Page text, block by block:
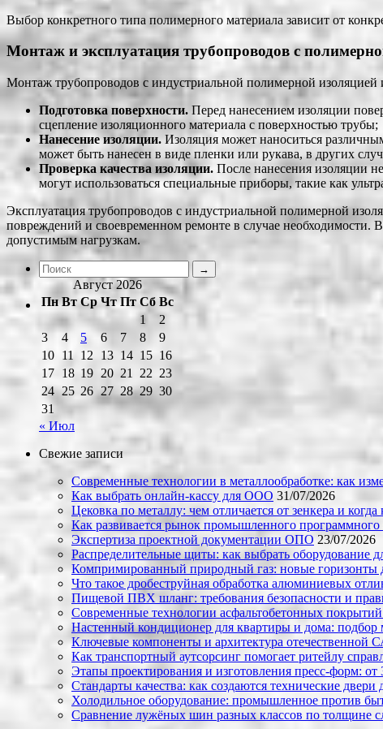
Выбор конкретного типа полимерного материала зависит от
Монтаж и эксплуатация трубопроводов с
Монтаж трубопроводов с индустриальной полимерной изоляцией
Подготовка поверхности. Перед нанесением изоляции
сцепление изоляционного материала с поверхностью трубы;
Нанесение изоляции. Изоляция может наноситься
может быть нанесен в виде пленки или рукава, в других
Проверка качества изоляции. После нанесения изоляции
могут использоваться специальные приборы, такие как
Эксплуатация трубопроводов с индустриальной полимерной
повреждений и своевременном ремонте в случае
допустимым нагрузкам.
Август 2026
Пн Вт Ср Чт Пт Сб Вс
1
2
3
4 5 6 7 8
9
10 11 12 13 14 15 16
17 18 19 20 21 22 23
24 25 26 27 28 29 30
31
« Июл
Свежие записи
Современные технологии в металлообработке: как
Как выбрать онлайн-кассу для ООО 31/07/2026
Цековка по металлу: чем отличается от зенкера и
Как развивается рынок промышленного программного
Экспертиза проектной документации ОПО 23/07/2026
Распределительные щиты: как выбрать оборудование
Компримированный природный газ: новые горизонты
Что такое дробеструйная обработка алюминиевых
Пищевой ПВХ шланг: требования безопасности и
Современные технологии асфальтобетонных
Настенный кондиционер для квартиры и дома: подбор
Ключевые компоненты и архитектура отечественной
Как транспортный аутсорсинг помогает ритейлу
Этапы проектирования и изготовления пресс-форм:
Стандарты качества: как создаются технические
Холодильное оборудование: промышленное против
Сравнение лужёных шин разных классов по толщине